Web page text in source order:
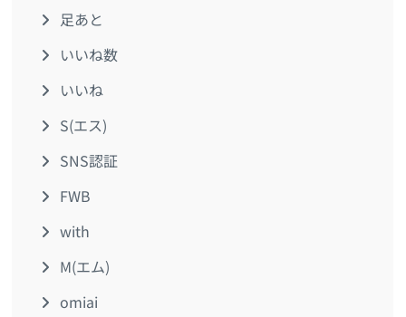
足あと
いいね数
いいね
S(エス)
SNS認証
FWB
with
M(エム)
omiai